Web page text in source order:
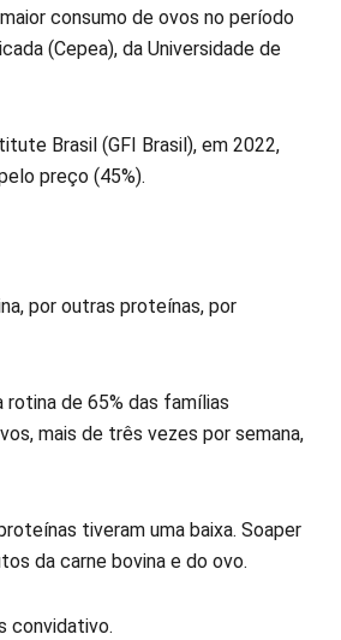
consumo de ovos no período
(Cepea), da Universidade de
Brasil (GFI Brasil), em 2022,
preço (45%).
por outras proteínas, por
rotina de 65% das famílias
mais de três vezes por semana,
tiveram uma baixa. Soaper
da carne bovina e do ovo.
convidativo.